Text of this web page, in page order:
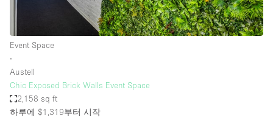
Event Space
∙
Austell
Chic Exposed Brick Walls Event Space
2,158 sq ft
하루에 $1,319부터 시작